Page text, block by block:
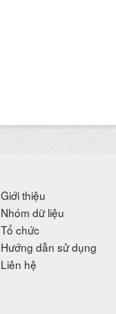
Giới thiệu
Nhóm dữ liệu
Tổ chức
Hướng dẫn sử dụng
Liên hệ